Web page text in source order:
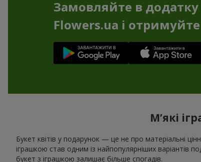
Замовляйте в додатку
Flowers.ua і
М’які
Букет квітів у подарунок — це не про матеріальні
іграшкою став одним із найпопулярніших
букет з іграшкою залишає більше спогадів.